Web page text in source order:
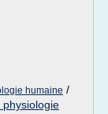
humaine /
physiologie